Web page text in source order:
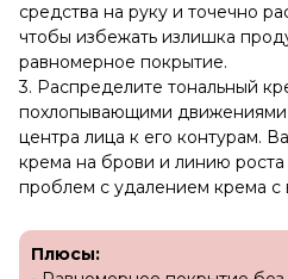
средства на руку и точечно
чтобы избежать излишка
равномерное покрытие.
3. Распределите тональный
похлопывающими движениями
центра лица к его контурам.
крема на брови и линию
проблем с удалением крема с
Плюсы: